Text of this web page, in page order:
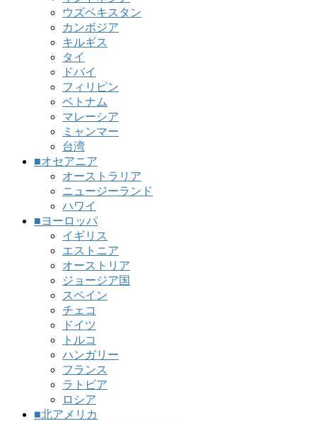
ウズベキスタン
カンボジア
キルギス
タイ
ドバイ
フィリピン
ベトナム
マレーシア
ミャンマー
台湾
■オセアニア
オーストラリア
ニュージーランド
ハワイ
■ヨーロッパ
イギリス
エストニア
オーストリア
ジョージア国
スペイン
チェコ
ドイツ
トルコ
ハンガリー
フランス
ラトビア
ロシア
■北アメリカ